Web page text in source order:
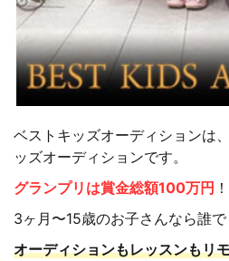
ベストキッズオーディションは
ッズオーディションです。
グランプリは賞金総額100万円 ！
3ヶ月〜15歳のお子さんなら誰で
オーディションもレッスンもリ